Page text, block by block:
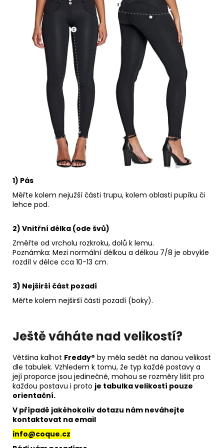
1) Pás
Měřte kolem nejužší části trupu, kolem oblasti pupíku či
lehce pod.
2) Vnitřní délka (ode švů)
Změřte od vrcholu rozkroku, dolů k lemu.
Poznámka: Mezi normální délkou a délkou 7/8 je obvykle
rozdíl v délce cca 10-13 cm.
3) Nejširší část pozadí
Měřte kolem nejširší části pozadí (boky).
Ještě váháte nad velikostí?
Většina kalhot Freddy® by měla sedět na danou velikost
dle tabulek. Vzhledem k tomu, že typ každé postavy a
její proporce jsou jedinečné, mohou se rozměry lišit pro
každou postavu i proto je tabulka velikostí pouze
orientační.
V případě jakéhokoliv dotazu nám neváhejte
kontaktovat na email
info@coque.cz